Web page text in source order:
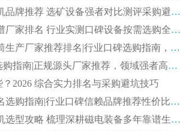
2026 高分永磁筒式磁选机品牌推荐 选矿设备强者对比测评采购避坑全攻略
2026 国内平板磁选机靠谱厂家排名 行业实测口碑设备按需选购全指南
2026 滚筒式除铁永磁滚筒生产厂家推荐排名|行业口碑选购指南，领域强者源头厂商精选
2026磁选机公司排行榜选购指南|正规源头厂家推荐，领域强者高性价比靠谱信赖品牌
2026 综合实力排名与采购避坑技巧
2026 磁选机正规厂家排名选购指南|行业口碑信赖品牌推荐性价比高靠谱磁电企业
2026 矿山干式立式磁选机选型攻略 梳理深耕磁电装备多年靠谱生产厂商